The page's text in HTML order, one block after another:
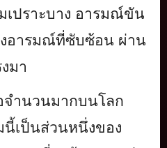
เปราะบาง อารมณ์ขัน
อารมณ์ที่ซับซ้อน ผ่าน
มา
จำนวนมากบนโลก
นี้เป็นส่วนหนึ่งของ